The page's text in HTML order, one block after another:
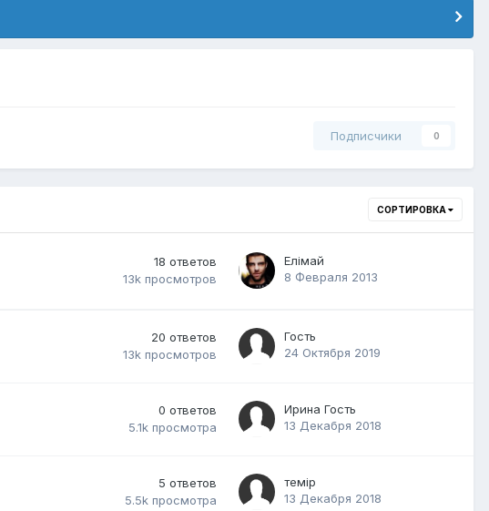
Подписчики 0
СОРТИРОВКА
18 ответов
13k просмотров
Елiмай
8 Февраля 2013
20 ответов
13k просмотров
Гость
24 Октября 2019
0 ответов
5.1k просмотра
Ирина Гость
13 Декабря 2018
5 ответов
5.5k просмотра
темір
13 Декабря 2018